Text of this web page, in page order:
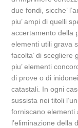
due fondi, sicche’
piu’ ampi di quelli
accertamento della
elementi utili grava
facolta’ di scegliere
piu’ elementi
di prove o di
catastali. In ogni
sussista nei titoli
forniscano elementi
l’eliminazione della